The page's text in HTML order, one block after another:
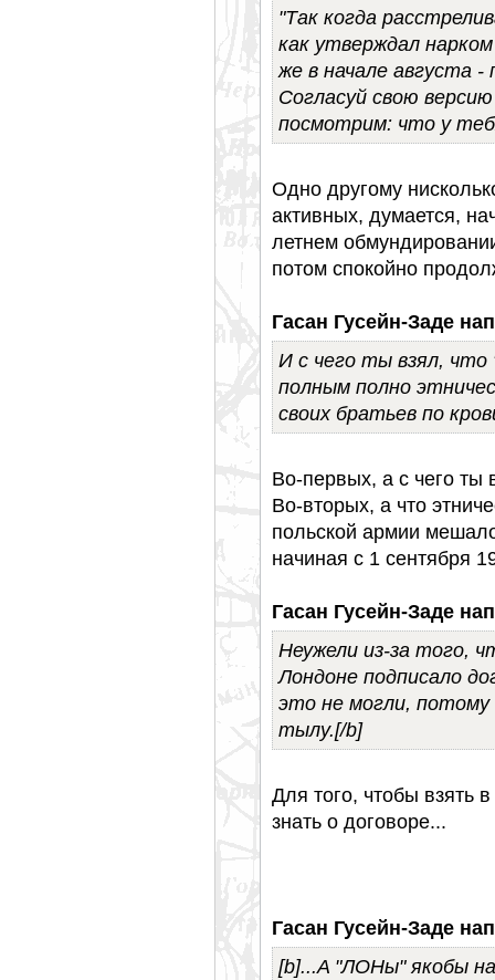
"Так когда
как утверждал
же в начале августа -
Согласуй свою
посмотрим: что у
Одно другому
активных, думается,
летнем
потом спокойно
Гасан Гусейн-Заде
И с чего ты взял, что
полным полно
своих братьев по
Во-первых, а с чего ты
Во-вторых, а что
польской армии
начиная с 1 сентября
Гасан Гусейн-Заде
Неужели из-за того,
Лондоне подписало
это не могли, потому
тылу.[/b]
Для того, чтобы взять
знать о договоре...
Гасан Гусейн-Заде
[b]...A "ЛОНы" якобы